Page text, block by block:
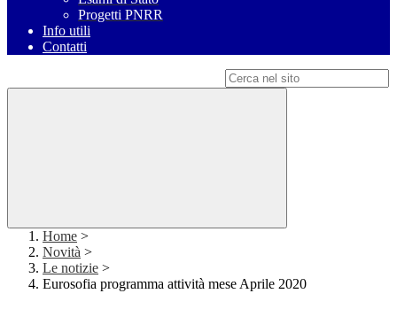
Progetti PNRR
Info utili
Contatti
Home >
Novità >
Le notizie >
Eurosofia programma attività mese Aprile 2020